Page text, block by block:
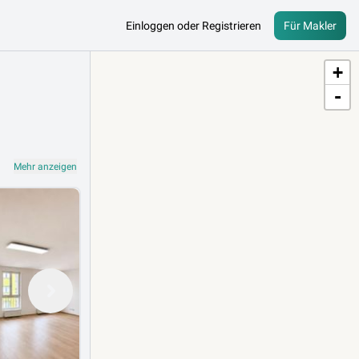
Einloggen oder Registrieren Für Makler
Mehr anzeigen
+
-